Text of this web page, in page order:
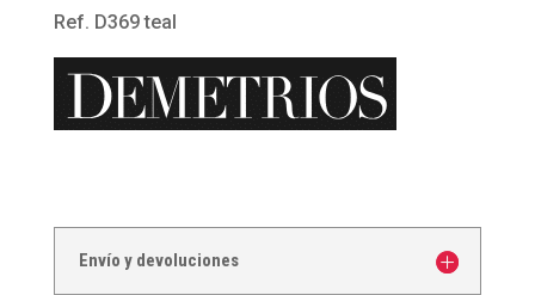
Ref. D369 teal
Envío y devoluciones